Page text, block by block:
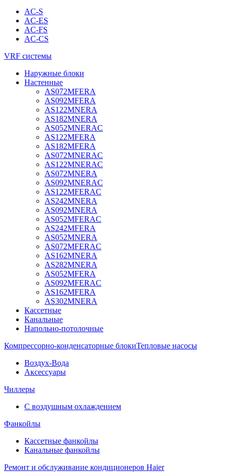
AC-S
AC-ES
AC-FS
AC-CS
VRF системы
Наружные блоки
Настенные
AS072MFERA
AS092MFERA
AS122MNERA
AS182MNERA
AS052MNERAC
AS122MFERA
AS182MFERA
AS072MNERAC
AS122MNERAC
AS072MNERA
AS092MNERAC
AS122MFERAC
AS242MNERA
AS092MNERA
AS052MFERAC
AS242MFERA
AS052MNERA
AS072MFERAC
AS162MNERA
AS282MNERA
AS052MFERA
AS092MFERAC
AS162MFERA
AS302MNERA
Кассетные
Канальные
Напольно-потолочные
Компрессорно-конденсаторные блокиТепловые насосы
Воздух-Вода
Аксессуары
Чиллеры
С воздушным охлаждением
Фанкойлы
Кассетные фанкойлы
Канальные фанкойлы
Ремонт и обслуживание кондиционеров Haier